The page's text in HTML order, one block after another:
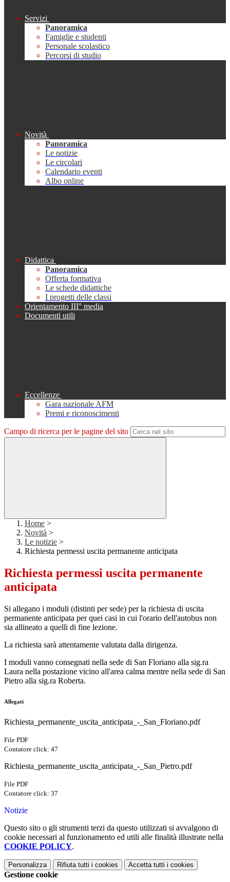
Servizi
Panoramica
Famiglie e studenti
Personale scolastico
Percorsi di studio
Novità
Panoramica
Le notizie
Le circolari
Calendario eventi
Albo online
Didattica
Panoramica
Offerta formativa
Le schede didattiche
I progetti delle classi
Orientamento III° media
Documenti utili
Eccellenze
Gara nazionale AFM
Premi e riconoscimenti
Campo di ricerca per le pagine del sito
Home >
Novità >
Le notizie >
Richiesta permessi uscita permanente anticipata
Richiesta permessi uscita permanente
anticipata
Si allegano i moduli (distinti per sede) per la richiesta di uscita
permanente anticipata per quei casi in cui l'orario dell'autobus non
sia allineato a quelli di fine lezione.
La richiesta sarà attentamente valutata dalla dirigenza.
I moduli vanno consegnati nella sede di San Floriano alla sig.ra
Laura nella postazione vicino all'area calma mentre nella sede di San
Pietro alla sig.ra Roberta.
Allegati
Richiesta_permanente_uscita_anticipata_-_San_Floriano.pdf
File PDF
Contatore click: 47
Richiesta_permanente_uscita_anticipata_-_San_Pietro.pdf
File PDF
Contatore click: 37
Notizie
Questo sito o gli strumenti terzi da questo utilizzati si avvalgono di
cookie necessari al funzionamento ed utili alle finalità illustrate nella
COOKIE POLICY.
Personalizza Rifiuta tutti i cookies Accetta tutti i cookies
Gestione cookie